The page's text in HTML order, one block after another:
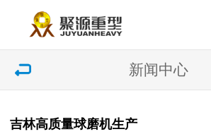
新闻中心
吉林高质量球磨机生产